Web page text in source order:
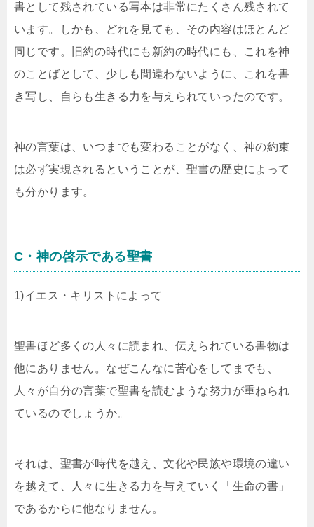
書として残されている写本は非常にたくさん残されて
います。しかも、どれを見ても、その内容はほとんど
同じです。旧約の時代にも新約の時代にも、これを神
のことばとして、少しも間違わないように、これを書
き写し、自らも生きる力を与えられていったのです。
神の言葉は、いつまでも変わることがなく、神の約束
は必ず実現されるということが、聖書の歴史によって
も分かります。
C・神の啓示である聖書
1)イエス・キリストによって
聖書ほど多くの人々に読まれ、伝えられている書物は
他にありません。なぜこんなに苦心をしてまでも、
人々が自分の言葉で聖書を読むような努力が重ねられ
ているのでしょうか。
それは、聖書が時代を越え、文化や民族や環境の違い
を越えて、人々に生きる力を与えていく「生命の書」
であるからに他なりません。